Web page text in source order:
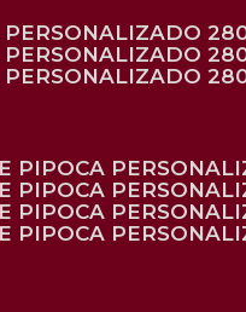
PERSONALIZADO
PERSONALIZADO
PERSONALIZADO
PIPOCA
PIPOCA
PIPOCA
PIPOCA